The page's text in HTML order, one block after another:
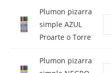
Plumon pizarra
simple AZUL
Proarte o Torre
Plumon pizarra